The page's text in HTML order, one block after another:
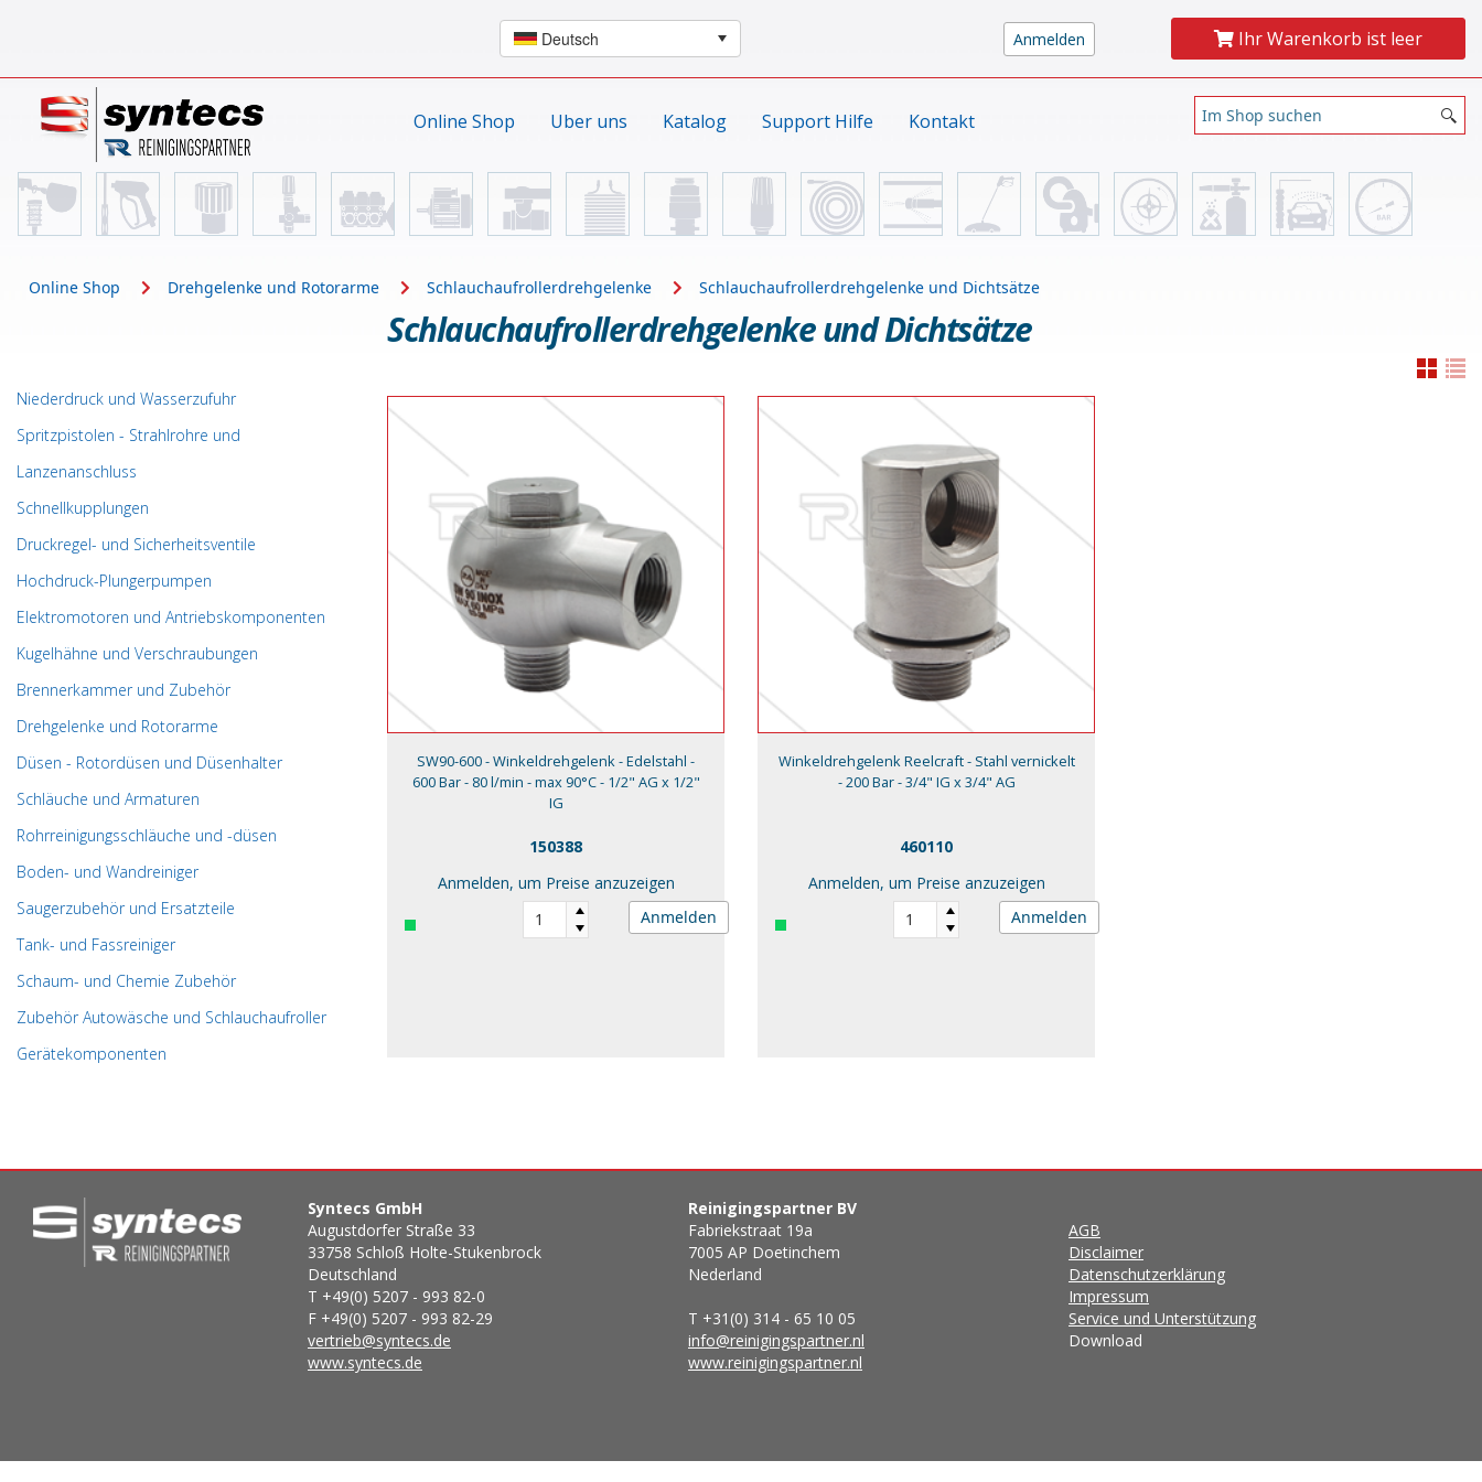
Ihr Warenkorb ist leer
Online Shop Uber uns Katalog Support Hilfe Kontakt
Online Shop Drehgelenke und Rotorarme Schlauchaufrollerdrehgelenke Schlauchaufrollerdrehgelenke und Dichtsätze
Niederdruck und Wasserzufuhr
Spritzpistolen - Strahlrohre und
Lanzenanschluss
Schnellkupplungen
Druckregel- und Sicherheitsventile
Hochdruck-Plungerpumpen
Elektromotoren und Antriebskomponenten
Kugelhähne und Verschraubungen
Brennerkammer und Zubehör
Drehgelenke und Rotorarme
Düsen - Rotordüsen und Düsenhalter
Schläuche und Armaturen
Rohrreinigungsschläuche und -düsen
Boden- und Wandreiniger
Saugerzubehör und Ersatzteile
Tank- und Fassreiniger
Schaum- und Chemie Zubehör
Zubehör Autowäsche und Schlauchaufroller
Gerätekomponenten
Schlauchaufrollerdrehgelenke und Dichtsätze
SW90-600 - Winkeldrehgelenk - Edelstahl -
600 Bar - 80 l/min - max 90°C - 1/2" AG x 1/2"
IG
150388
Anmelden, um Preise anzuzeigen
Anmelden
Winkeldrehgelenk Reelcraft - Stahl vernickelt
- 200 Bar - 3/4" IG x 3/4" AG
460110
Anmelden, um Preise anzuzeigen
Anmelden
Syntecs GmbH
Augustdorfer Straße 33
33758 Schloß Holte-Stukenbrock
Deutschland
T +49(0) 5207 - 993 82-0
F +49(0) 5207 - 993 82-29
vertrieb@syntecs.de
www.syntecs.de
Reinigingspartner BV
Fabriekstraat 19a
7005 AP Doetinchem
Nederland
T +31(0) 314 - 65 10 05
info@reinigingspartner.nl
www.reinigingspartner.nl
AGB
Disclaimer
Datenschutzerklärung
Impressum
Service und Unterstützung
Download